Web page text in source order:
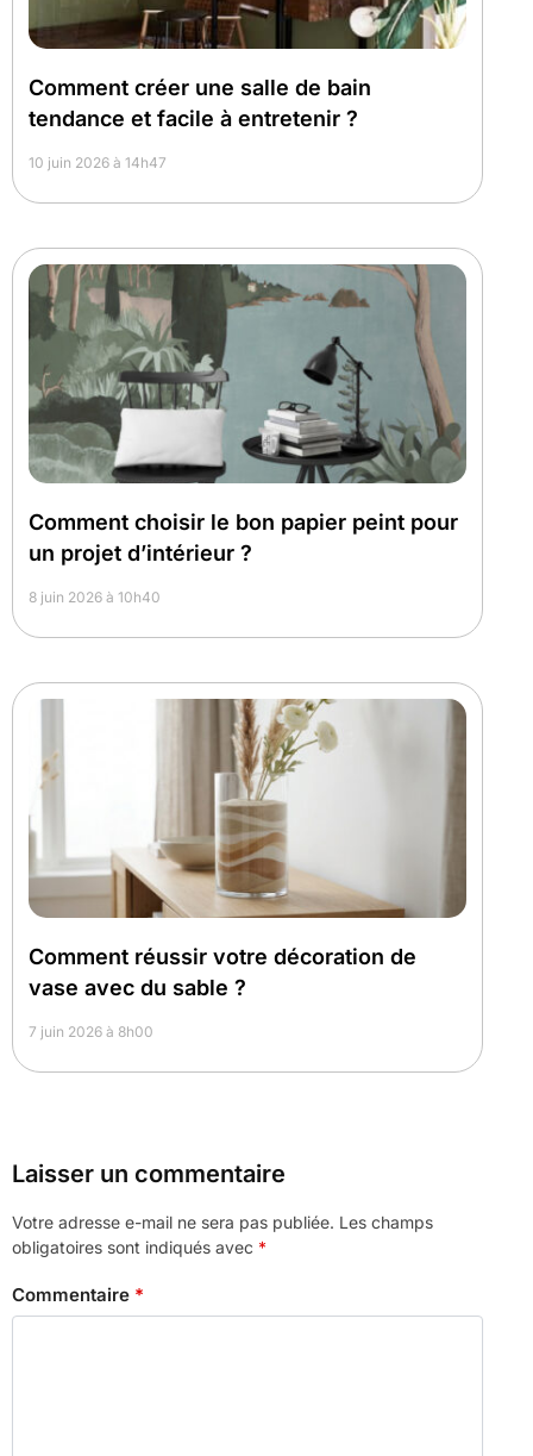
Comment créer une salle de bain
tendance et facile à entretenir ?
10 juin 2026 à 14h47
Comment choisir le bon papier peint pour
un projet d’intérieur ?
8 juin 2026 à 10h40
Comment réussir votre décoration de
vase avec du sable ?
7 juin 2026 à 8h00
Laisser un commentaire
Votre adresse e-mail ne sera pas publiée. Les champs
obligatoires sont indiqués avec *
Commentaire *